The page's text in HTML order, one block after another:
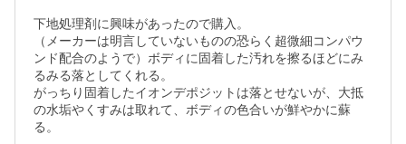
下地処理剤に興味があったので購入。
（メーカーは明言していないものの恐らく超微細コンパウ
ンド配合のようで）ボディに固着した汚れを擦るほどにみ
るみる落としてくれる。
がっちり固着したイオンデポジットは落とせないが、大抵
の水垢やくすみは取れて、ボディの色合いが鮮やかに蘇
る。